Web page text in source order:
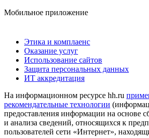
Мобильное приложение
Этика и комплаенс
Оказание услуг
Использование сайтов
Защита персональных данных
ИТ аккредитация
На информационном ресурсе hh.ru
рекомендательные технологии
предоставления информации на основе
и анализа сведений, относящихся к
пользователей сети «Интернет»,